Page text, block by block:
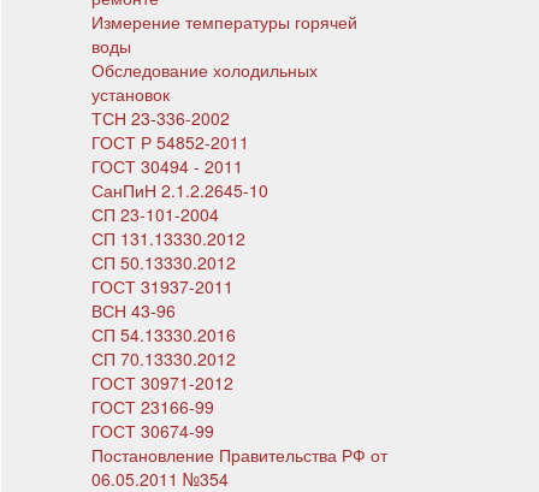
Измерение температуры горячей
воды
Обследование холодильных
установок
ТСН 23-336-2002
ГОСТ Р 54852-2011
ГОСТ 30494 - 2011
СанПиН 2.1.2.2645-10
СП 23-101-2004
СП 131.13330.2012
СП 50.13330.2012
ГОСТ 31937-2011
ВСН 43-96
СП 54.13330.2016
СП 70.13330.2012
ГОСТ 30971-2012
ГОСТ 23166-99
ГОСТ 30674-99
Постановление Правительства РФ от
06.05.2011 №354